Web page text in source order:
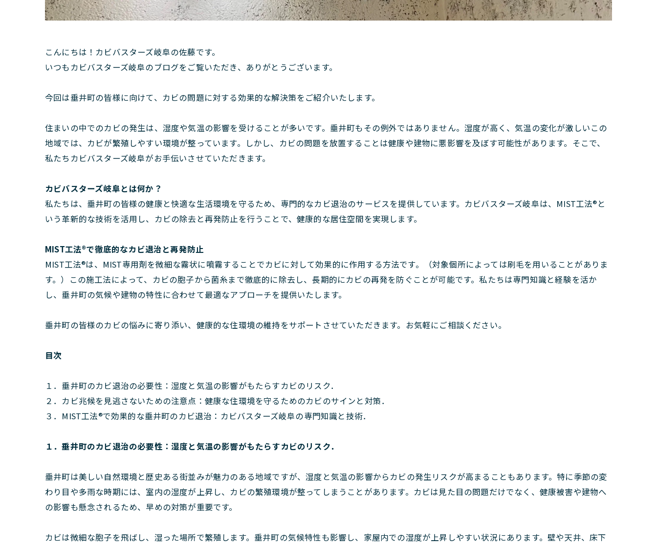
こんにちは！カビバスターズ岐阜の佐藤です。
いつもカビバスターズ岐阜のブログをご覧いただき、ありがとうございます。
今回は垂井町の皆様に向けて、カビの問題に対する効果的な解決策をご紹介いたします。
住まいの中でのカビの発生は、湿度や気温の影響を受けることが多いです。垂井町もその例外ではありません。湿度が高く、気温の変化が激しいこの
地域では、カビが繁殖しやすい環境が整っています。しかし、カビの問題を放置することは健康や建物に悪影響を及ぼす可能性があります。そこで、
私たちカビバスターズ岐阜がお手伝いさせていただきます。
カビバスターズ岐阜とは何か？
私たちは、垂井町の皆様の健康と快適な生活環境を守るため、専門的なカビ退治のサービスを提供しています。カビバスターズ岐阜は、MIST工法®と
いう革新的な技術を活用し、カビの除去と再発防止を行うことで、健康的な居住空間を実現します。
MIST工法®で徹底的なカビ退治と再発防止
MIST工法®は、MIST専用剤を微細な霧状に噴霧することでカビに対して効果的に作用する方法です。（対象個所によっては刷毛を用いることがありま
す。）この施工法によって、カビの胞子から菌糸まで徹底的に除去し、長期的にカビの再発を防ぐことが可能です。私たちは専門知識と経験を活か
し、垂井町の気候や建物の特性に合わせて最適なアプローチを提供いたします。
垂井町の皆様のカビの悩みに寄り添い、健康的な住環境の維持をサポートさせていただきます。お気軽にご相談ください。
目次
１．垂井町のカビ退治の必要性：湿度と気温の影響がもたらすカビのリスク．
２．カビ兆候を見逃さないための注意点：健康な住環境を守るためのカビのサインと対策．
３．MIST工法®で効果的な垂井町のカビ退治：カビバスターズ岐阜の専門知識と技術．
１．垂井町のカビ退治の必要性：湿度と気温の影響がもたらすカビのリスク．
垂井町は美しい自然環境と歴史ある街並みが魅力のある地域ですが、湿度と気温の影響からカビの発生リスクが高まることもあります。特に季節の変
わり目や多雨な時期には、室内の湿度が上昇し、カビの繁殖環境が整ってしまうことがあります。カビは見た目の問題だけでなく、健康被害や建物へ
の影響も懸念されるため、早めの対策が重要です。
カビは微細な胞子を飛ばし、湿った場所で繁殖します。垂井町の気候特性も影響し、家屋内での湿度が上昇しやすい状況にあります。壁や天井、床下